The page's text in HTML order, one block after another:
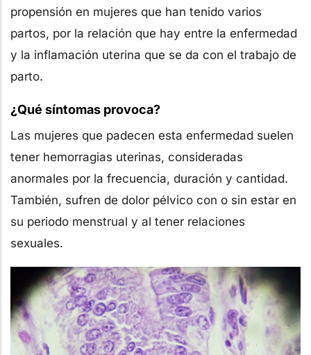
propensión en mujeres que han tenido varios
partos, por la relación que hay entre la enfermedad
y la inflamación uterina que se da con el trabajo de
parto.
¿Qué síntomas provoca?
Las mujeres que padecen esta enfermedad suelen
tener hemorragias uterinas, consideradas
anormales por la frecuencia, duración y cantidad.
También, sufren de dolor pélvico con o sin estar en
su periodo menstrual y al tener relaciones
sexuales.